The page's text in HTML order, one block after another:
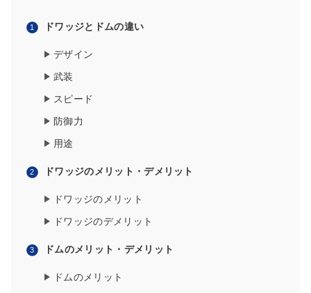
ドワッジとドムの違い
デザイン
武装
スピード
防御力
用途
ドワッジのメリット・デメリット
ドワッジのメリット
ドワッジのデメリット
ドムのメリット・デメリット
ドムのメリット